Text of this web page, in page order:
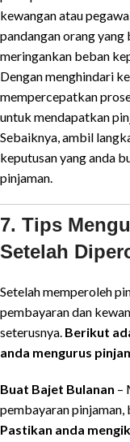
kewangan atau
pandangan orang
meringankan beban
Dengan menghindari
mempercepatkan
untuk mendapatkan
Sebaiknya, ambil
keputusan yang anda
pinjaman.
7. Tips
Setelah
Setelah memperoleh
pembayaran dan
seterusnya. Berikut
anda mengurus
Buat Bajet Bulanan –
pembayaran pinjaman,
Pastikan anda